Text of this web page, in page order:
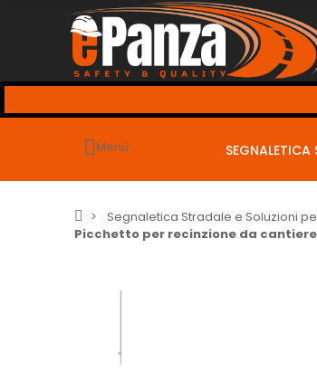
Menù SEGNALETICA
Segnaletica Stradale e Soluzioni
Picchetto per recinzione da cantiere